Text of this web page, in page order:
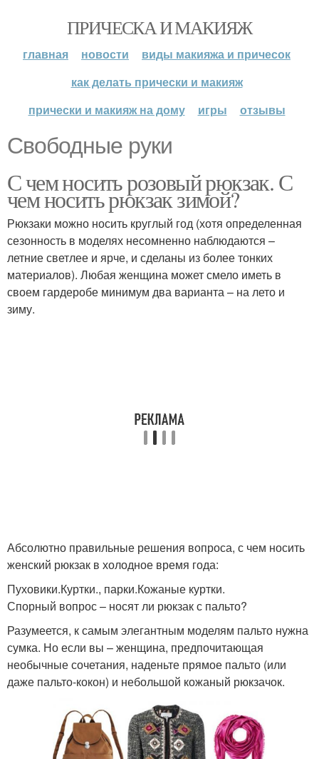
ПРИЧЕСКА И МАКИЯЖ
главная новости
виды макияжа и причесок
как делать прически и макияж
прически и макияж на дому
игры отзывы
Свободные руки
С чем носить розовый рюкзак. С
чем носить рюкзак зимой?
Рюкзаки можно носить круглый год (хотя определенная
сезонность в моделях несомненно наблюдаются –
летние светлее и ярче, и сделаны из более тонких
материалов). Любая женщина может смело иметь в
своем гардеробе минимум два варианта – на лето и
зиму.
Абсолютно правильные решения вопроса, с чем носить
женский рюкзак в холодное время года:
Пуховики.Куртки., парки.Кожаные куртки.
Спорный вопрос – носят ли рюкзак с пальто?
Разумеется, к самым элегантным моделям пальто нужна
сумка. Но если вы – женщина, предпочитающая
необычные сочетания, наденьте прямое пальто (или
даже пальто-кокон) и небольшой кожаный рюкзачок.